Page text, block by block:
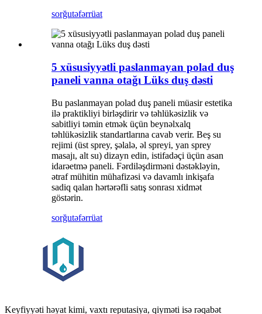
sorğutəfərrüat
5 xüsusiyyətli paslanmayan polad duş
paneli vanna otağı Lüks duş dəsti
Bu paslanmayan polad duş paneli müasir estetika
ilə praktikliyi birləşdirir və təhlükəsizlik və
sabitliyi təmin etmək üçün beynəlxalq
təhlükəsizlik standartlarına cavab verir. Beş su
rejimi (üst sprey, şəlalə, əl spreyi, yan sprey
masajı, alt su) dizayn edin, istifadəçi üçün asan
idarəetmə paneli. Fərdiləşdirməni dəstəkləyin,
ətraf mühitin mühafizəsi və davamlı inkişafa
sadiq qalan hərtərəfli satış sonrası xidmət
göstərin.
sorğutəfərrüat
Keyfiyyəti həyat kimi, vaxtı reputasiya, qiyməti isə rəqabət